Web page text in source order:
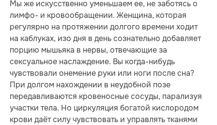
Мы же искусственно уменьшаем ее, не заботясь о
лимфо- и кровообращении. Женщина, которая
регулярно на протяжении долгого времени ходит
на каблуках, изо дня в день сознательно добавляет
порцию мышьяка в нервы, отвечающие за
сексуальное наслаждение. Вы когда-нибудь
чувствовали онемение руки или ноги после сна?
При долгом нахождении в неудобной позе
передавливаются кровеносные сосуды, парализуя
участки тела. Но циркуляция богатой кислородом
крови даёт силу чувствовать и управлять тканями